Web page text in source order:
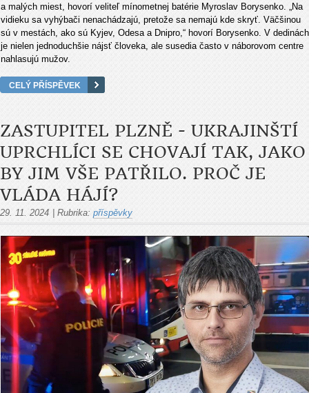
a malých miest, hovorí veliteľ mínometnej batérie Myroslav Borysenko. „Na
vidieku sa vyhýbači nenachádzajú, pretože sa nemajú kde skryť. Väčšinou
sú v mestách, ako sú Kyjev, Odesa a Dnipro,“ hovorí Borysenko. V dedinách
je nielen jednoduchšie nájsť človeka, ale susedia často v náborovom centre
nahlasujú mužov.
CELÝ PŘÍSPĚVEK
ZASTUPITEL PLZNĚ - UKRAJINŠTÍ
UPRCHLÍCI SE CHOVAJÍ TAK, JAKO
BY JIM VŠE PATŘILO. PROČ JE
VLÁDA HÁJÍ?
29. 11. 2024 Rubrika: příspěvky